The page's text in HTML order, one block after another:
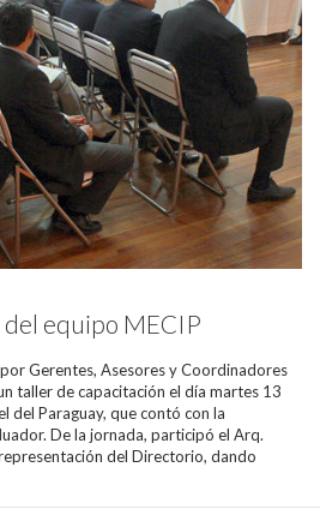
del equipo MECIP
Gerentes, Asesores y Coordinadores
taller de capacitación el día martes 13
del Paraguay, que contó con la
De la jornada, participó el Arq.
del Directorio, dando